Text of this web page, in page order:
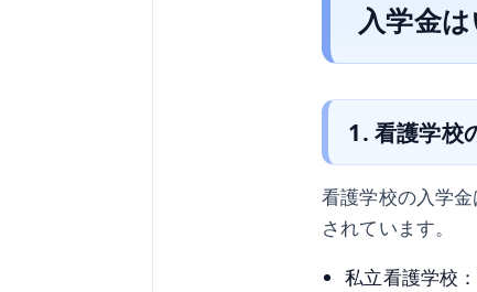
入学金
1. 看護学校
看護学校の入学
されています。
私立看護学校